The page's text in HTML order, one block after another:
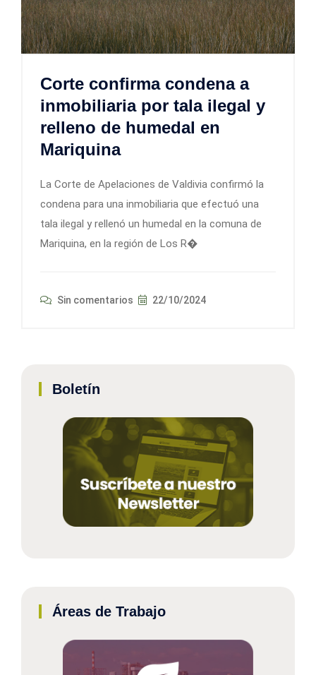
Corte confirma condena a
inmobiliaria por tala ilegal y
relleno de humedal en
Mariquina
La Corte de Apelaciones de Valdivia confirmó la
condena para una inmobiliaria que efectuó una
tala ilegal y rellenó un humedal en la comuna de
Mariquina, en la región de Los R�
Sin comentarios 22/10/2024
Boletín
Áreas de Trabajo